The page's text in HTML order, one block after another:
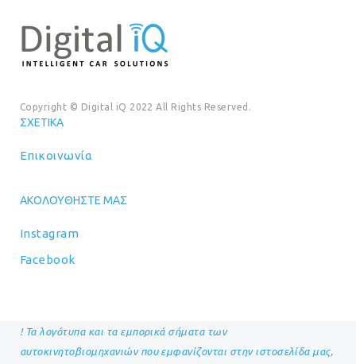
Copyright © Digital iQ 2022 All Rights Reserved.
ΣΧΕΤΙΚΆ
Επικοινωνία
ΑΚΟΛΟΥΘΉΣΤΕ ΜΑΣ
Instagram
Facebook
! Τα λογότυπα και τα εμπορικά σήματα των
αυτοκινητοβιομηχανιών που εμφανίζονται στην ιστοσελίδα μας,